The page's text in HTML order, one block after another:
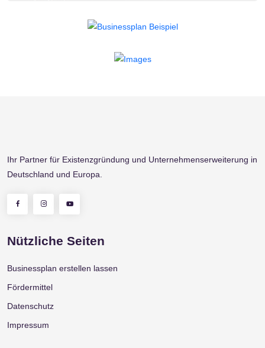
Finanzplan Beispiel
Businessplan Beispiel
Ihr Partner für Existenzgründung und Unternehmenserweiterung in
Deutschland und Europa.
Nützliche Seiten
Businessplan erstellen lassen
Fördermittel
Datenschutz
Impressum